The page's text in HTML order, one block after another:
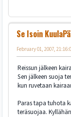
Se Isoin
February 01, 2007,
Reissun jälkeen
Sen jälkeen suoja
kun ruvetaan
Paras tapa tuhota
teräsuojaa.